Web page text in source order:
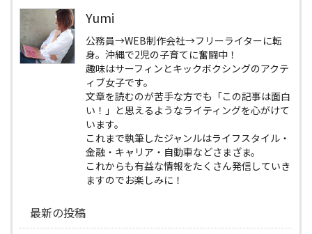
Yumi
公務員→WEB制作会社→フリーライターに転
身。沖縄で2児の子育てに奮闘中！
趣味はサーフィンとキックボクシングのアクテ
ィブ女子です。
文章を読むのが苦手な方でも「この記事は面白
い！」と思えるようなライティングを心がけて
います。
これまで執筆したジャンルはライフスタイル・
金融・キャリア・自動車などさまざま。
これからも有益な情報をたくさん発信していき
ますのでお楽しみに！
最新の投稿